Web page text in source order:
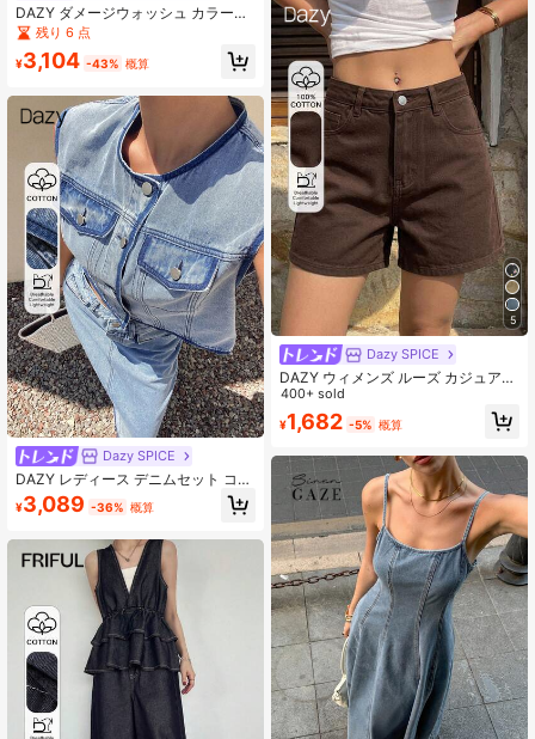
DAZY ダメージウォッシュ カラーブ
ロック ルーズ 半袖ジャケット & Aラ
インミニスカート デニム 2ピースセ
ット レディース、春秋
残り 6 点
¥3,104 -43% 概算
Dazy SPICE
DAZY レディース デニムセット コン
トラストトリム ラウンドネック ノー
スリーブ ポケット カジュアル ロン
¥3,089 -36% 概算
5
Dazy SPICE
DAZY ウィメンズ ルーズ カジュアル
ダメージデニムショーツ、新作サマ
ースタイル
400+ sold
¥1,682 -5% 概算